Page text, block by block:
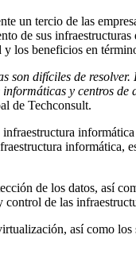
un tercio de las
de sus
los beneficios en
son difíciles de
y centros
de Techconsult.
informática,
de los datos, así
de las
así como